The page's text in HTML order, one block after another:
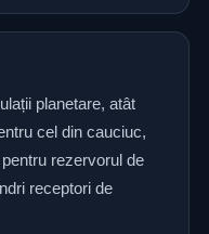
planetare, atât
cel din cauciuc,
rezervorul de
receptori de